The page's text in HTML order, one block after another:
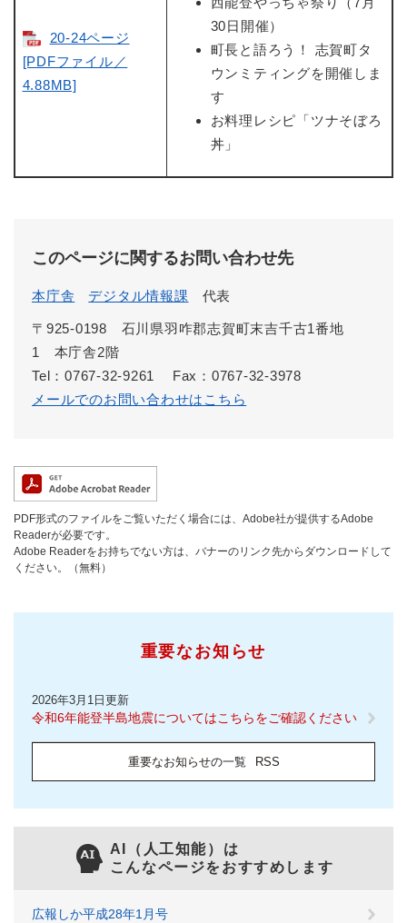
20-24ページ
[PDFファイル／
4.88MB]
30日開催）
町長と語ろう！ 志賀町タ
ウンミティングを開催しま
す
お料理レシピ「ツナそぼろ
丼」
このページに関するお問い合わせ先
本庁舎 デジタル情報課 代表
〒925-0198 石川県羽咋郡志賀町末吉千古1番地
1 本庁舎2階
Tel：0767-32-9261
Fax：0767-32-3978
メールでのお問い合わせはこちら
PDF形式のファイルをご覧いただく場合には、Adobe社が提供するAdobe
Readerが必要です。
Adobe Readerをお持ちでない方は、バナーのリンク先からダウンロードして
ください。（無料）
重要なお知らせ
2026年3月1日更新
令和6年能登半島地震についてはこちらをご確認ください
重要なお知らせの一覧 RSS
AI（人工知能）は
こんなページをおすすめします
広報しか平成28年1月号